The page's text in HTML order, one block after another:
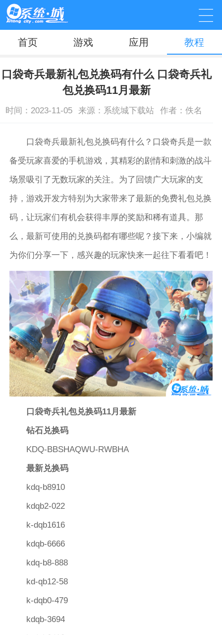
首页 游戏 应用 教程
口袋奇兵最新礼包兑换码有什么 口袋奇兵礼
包兑换码11月最新
时间：2023-11-05 来源：系统城下载站 作者：佚名
口袋奇兵最新礼包兑换码有什么？口袋奇兵是一款
备受玩家喜爱的手机游戏，其精彩的剧情和刺激的战斗
场景吸引了无数玩家的关注。为了回馈广大玩家的支
持，游戏开发方特别为大家带来了最新的免费礼包兑换
码，让玩家们有机会获得丰厚的奖励和稀有道具。那
么，最新可使用的兑换码都有哪些呢？接下来，小编就
为你们分享一下，感兴趣的玩家快来一起往下看看吧！
口袋奇兵礼包兑换码11月最新
钻石兑换码
KDQ-BBSHAQWU-RWBHA
最新兑换码
kdq-b8910
kdqb2-022
k-dqb1616
kdqb-6666
kdq-b8-888
kd-qb12-58
k-dqb0-479
kdqb-3694